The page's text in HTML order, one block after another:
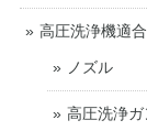
高圧洗浄機適
ノズル
高圧洗浄ガ